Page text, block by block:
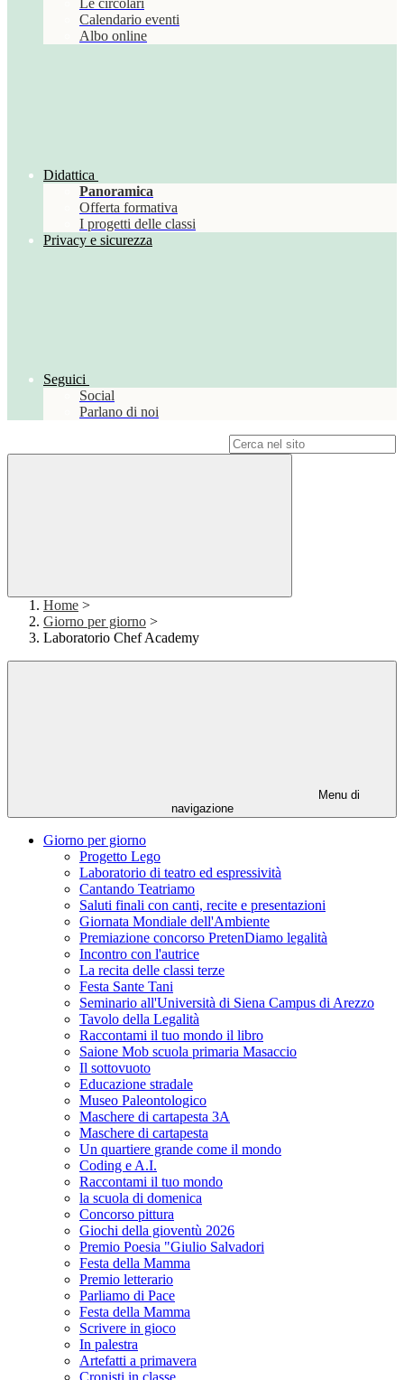
Le circolari
Calendario eventi
Albo online
Didattica
Panoramica
Offerta formativa
I progetti delle classi
Privacy e sicurezza
Seguici
Social
Parlano di noi
Home >
Giorno per giorno >
Laboratorio Chef Academy
Menu di
navigazione
Giorno per giorno
Progetto Lego
Laboratorio di teatro ed espressività
Cantando Teatriamo
Saluti finali con canti, recite e presentazioni
Giornata Mondiale dell'Ambiente
Premiazione concorso PretenDiamo legalità
Incontro con l'autrice
La recita delle classi terze
Festa Sante Tani
Seminario all'Università di Siena Campus di Arezzo
Tavolo della Legalità
Raccontami il tuo mondo il libro
Saione Mob scuola primaria Masaccio
Il sottovuoto
Educazione stradale
Museo Paleontologico
Maschere di cartapesta 3A
Maschere di cartapesta
Un quartiere grande come il mondo
Coding e A.I.
Raccontami il tuo mondo
la scuola di domenica
Concorso pittura
Giochi della gioventù 2026
Premio Poesia "Giulio Salvadori
Festa della Mamma
Premio letterario
Parliamo di Pace
Festa della Mamma
Scrivere in gioco
In palestra
Artefatti a primavera